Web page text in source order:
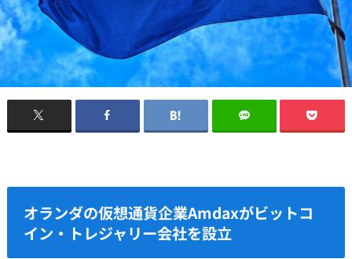
オランダの仮想通貨企業Amdaxがビットコ
イン・トレジャリー会社を設立